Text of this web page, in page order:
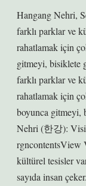
Hangang Nehri,
farklı parklar ve
rahatlamak için
gitmeyi, bisiklete
farklı parklar ve
rahatlamak için
boyunca gitmeyi,
Nehri (한강):
rgncontentsView
kültürel tesisler
sayıda insan